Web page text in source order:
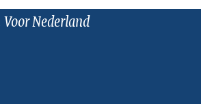
Nederland